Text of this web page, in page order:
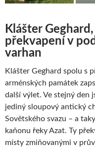
Klášter
překvapení v
varhan
Klášter Geghard spolu s
arménských památek
další výlet. Ve stejný den
jediný sloupový antický
Sovětského svazu – a
kaňonu řeky Azat. Ty
místy zmiňovanými v